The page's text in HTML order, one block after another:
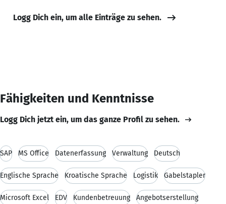
Logg Dich ein, um alle Einträge zu sehen.
Fähigkeiten und Kenntnisse
Logg Dich jetzt ein, um das ganze Profil zu sehen.
SAP MS Office Datenerfassung Verwaltung Deutsch
Englische Sprache Kroatische Sprache Logistik Gabelstapler
Microsoft Excel EDV Kundenbetreuung Angebotserstellung